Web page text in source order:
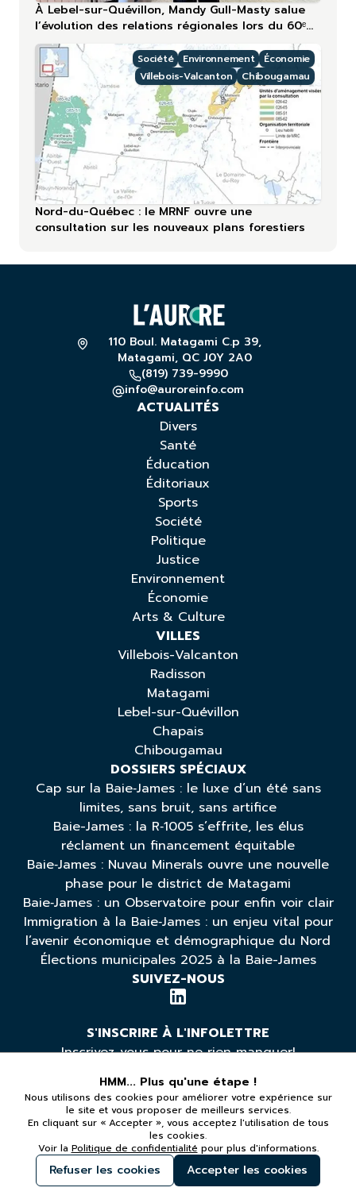
À Lebel-sur-Quévillon, Mandy Gull-Masty salue
l’évolution des relations régionales lors du 60ᵉ
anniversaire
Société Environnement
Économie
Villebois-Valcanton
Chibougamau
Nord-du-Québec : le MRNF ouvre une
consultation sur les nouveaux plans forestiers
110 Boul. Matagami C.p 39,
Matagami, QC J0Y 2A0
(819) 739-9990
info@auroreinfo.com
ACTUALITÉS
Divers
Santé
Éducation
Éditoriaux
Sports
Société
Politique
Justice
Environnement
Économie
Arts & Culture
VILLES
Villebois-Valcanton
Radisson
Matagami
Lebel-sur-Quévillon
Chapais
Chibougamau
DOSSIERS SPÉCIAUX
Cap sur la Baie‑James : le luxe d’un été sans
limites, sans bruit, sans artifice
Baie-James : la R‑1005 s’effrite, les élus
réclament un financement équitable
Baie‑James : Nuvau Minerals ouvre une nouvelle
phase pour le district de Matagami
Baie‑James : un Observatoire pour enfin voir clair
Immigration à la Baie‑James : un enjeu vital pour
l’avenir économique et démographique du Nord
Élections municipales 2025 à la Baie-James
SUIVEZ-NOUS
S'INSCRIRE À L'INFOLETTRE
Inscrivez-vous pour ne rien manquer!
*Vous pouvez vous désabonner à tout moment
LÉGAL
Politique de confidentialité
HMM... Plus qu'une étape !
Nous utilisons des cookies pour améliorer votre expérience sur
le site et vous proposer de meilleurs services.
En cliquant sur « Accepter », vous acceptez l'utilisation de tous
les cookies.
Voir la Politique de confidentialité pour plus d'informations.
Refuser les cookies Accepter les cookies